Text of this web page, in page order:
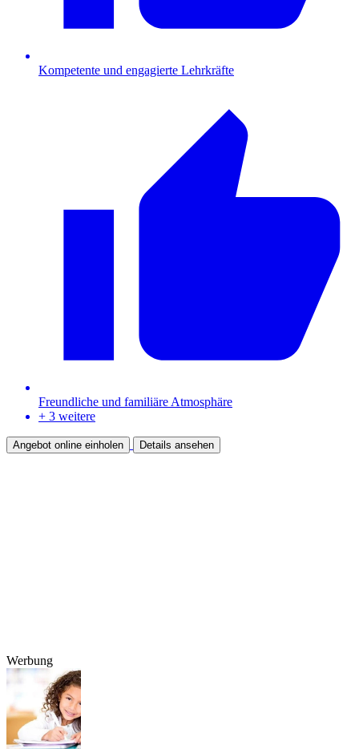
Kompetente und engagierte Lehrkräfte
Freundliche und familiäre Atmosphäre
+ 3 weitere
Angebot online einholen Details ansehen
Werbung